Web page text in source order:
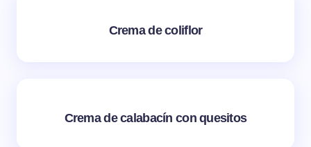
Crema de coliflor
Crema de calabacín con quesitos